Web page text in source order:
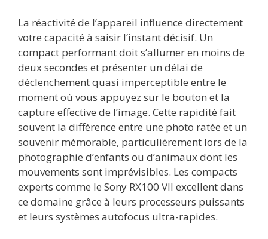
La réactivité de l’appareil influence directement
votre capacité à saisir l’instant décisif. Un
compact performant doit s’allumer en moins de
deux secondes et présenter un délai de
déclenchement quasi imperceptible entre le
moment où vous appuyez sur le bouton et la
capture effective de l’image. Cette rapidité fait
souvent la différence entre une photo ratée et un
souvenir mémorable, particulièrement lors de la
photographie d’enfants ou d’animaux dont les
mouvements sont imprévisibles. Les compacts
experts comme le Sony RX100 VII excellent dans
ce domaine grâce à leurs processeurs puissants
et leurs systèmes autofocus ultra-rapides.